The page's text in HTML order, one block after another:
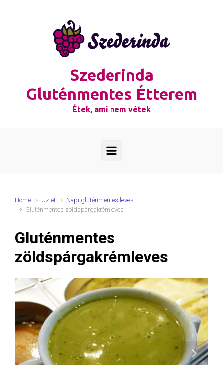
Szederinda
Gluténmentes Étterem
Étek, ami nem vétek
Home Üzlet
Napi gluténmentes leves
Gluténmentes zöldspárgakrémleves
Gluténmentes
zöldspárgakrémleves
Next